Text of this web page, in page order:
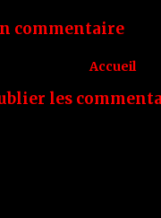
commentaire
Accueil
les